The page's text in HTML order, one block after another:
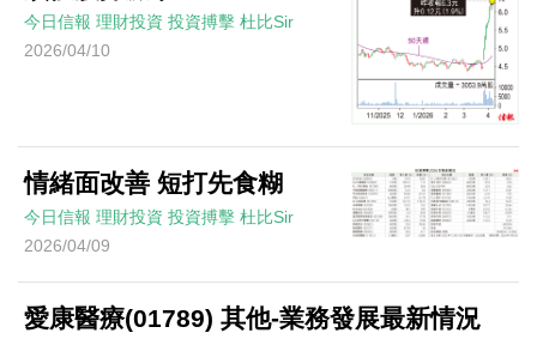
今日信報 理財投資 投資搏擊 杜比Sir
2026/04/10
情緒面改善 短打先食糊
今日信報 理財投資 投資搏擊 杜比Sir
2026/04/09
愛康醫療(01789) 其他-業務發展最新情況